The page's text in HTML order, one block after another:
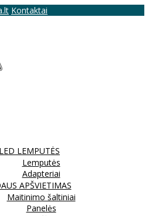
Kontaktai
LED LEMPUTĖS
Lemputės
Adapteriai
APŠVIETIMAS
Maitinimo šaltiniai
Panelės